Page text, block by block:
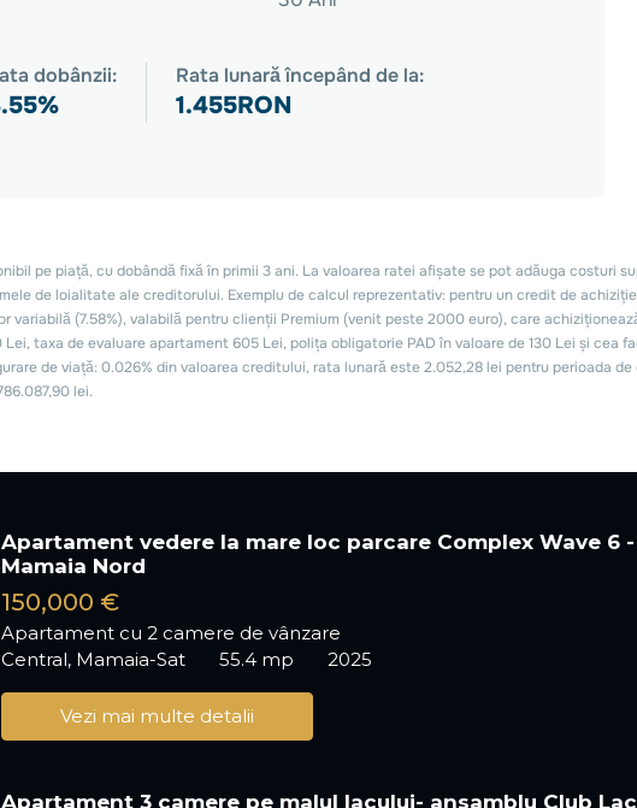
Apartament vedere la mare loc parcare Complex Wave 6 -
Mamaia Nord
150,000 €
Apartament cu 2 camere de vânzare
Central, Mamaia-Sat
55.4 mp 2025
Vezi mai multe detalii
Apartament 3 camere pe malul lacului- ansamblu Club Lac